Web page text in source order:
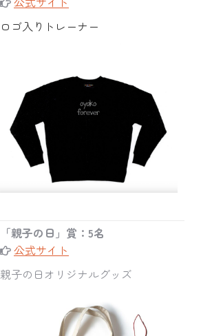
ロゴ入りトレーナー
「親子の日」賞：5名
公式サイト
親子の日オリジナルグッズ